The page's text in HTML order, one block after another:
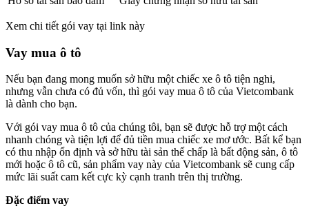
Xem chi tiết gói vay tại link này
Vay mua ô tô
Nếu bạn đang mong muốn sở hữu một chiếc xe ô tô tiện nghi,
nhưng vẫn chưa có đủ vốn, thì gói vay mua ô tô của Vietcombank
là dành cho bạn.
Với gói vay mua ô tô của chúng tôi, bạn sẽ được hỗ trợ một cách
nhanh chóng và tiện lợi để đủ tiền mua chiếc xe mơ ước. Bất kể bạn
có thu nhập ổn định và sở hữu tài sản thế chấp là bất động sản, ô tô
mới hoặc ô tô cũ, sản phẩm vay này của Vietcombank sẽ cung cấp
mức lãi suất cam kết cực kỳ cạnh tranh trên thị trường.
Đặc điểm vay